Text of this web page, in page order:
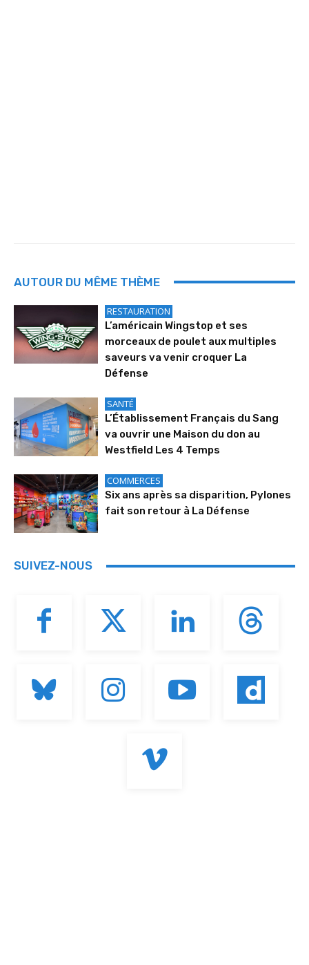
AUTOUR DU MÊME THÈME
RESTAURATION
L’américain Wingstop et ses
morceaux de poulet aux multiples
saveurs va venir croquer La
Défense
SANTÉ
L’Établissement Français du Sang
va ouvrir une Maison du don au
Westfield Les 4 Temps
COMMERCES
Six ans après sa disparition, Pylones
fait son retour à La Défense
SUIVEZ-NOUS